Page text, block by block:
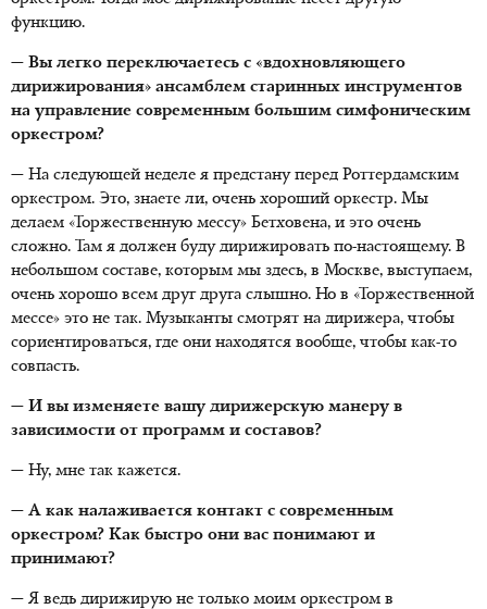
функцию.
— Вы легко переключаетесь с «вдохновляющего
дирижирования» ансамблем старинных инструментов
на управление современным большим симфоническим
оркестром?
— На следующей неделе я предстану перед Роттердамским
оркестром. Это, знаете ли, очень хороший оркестр. Мы
делаем «Торжественную мессу» Бетховена, и это очень
сложно. Там я должен буду дирижировать по-настоящему. В
небольшом составе, которым мы здесь, в Москве, выступаем,
очень хорошо всем друг друга слышно. Но в «Торжественной
мессе» это не так. Музыканты смотрят на дирижера, чтобы
сориентироваться, где они находятся вообще, чтобы как-то
совпасть.
— И вы изменяете вашу дирижерскую манеру в
зависимости от программ и составов?
— Ну, мне так кажется.
— А как налаживается контакт с современным
оркестром? Как быстро они вас понимают и
принимают?
— Я ведь дирижирую не только моим оркестром в